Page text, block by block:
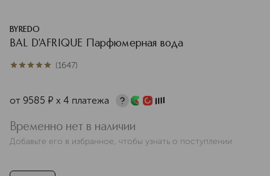
BYREDO
BAL D'AFRIQUE Парфюмерная вода
5из 51647 (1647)
от 9585 ¤ х 4 платежа
Временно нет в наличии
Добавьте его в избранное, чтобы узнать о поступлении